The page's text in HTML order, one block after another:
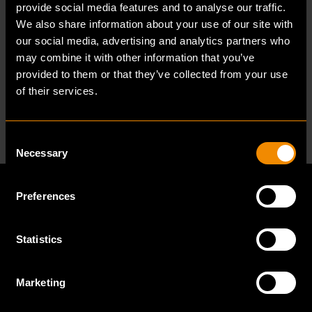
provide social media features and to analyse our traffic.
We also share information about your use of our site with
our social media, advertising and analytics partners who
may combine it with other information that you’ve
provided to them or that they’ve collected from your use
of their services.
Selection
Necessary
Preferences
Statistics
Marketing
herkenbaarheid van ons concept.
Tegelijk willen we onze winkels
karakter geven, passend bij de sfeer
van de plek.
- Remy Rombouts, Oprichter en mede-
eigenaar Coco & Sebas
De ware match tussen de partners zit in meer.
optimale herkenbaarheid van ons concept. Dat
doen we met meubilair, signing en een goed